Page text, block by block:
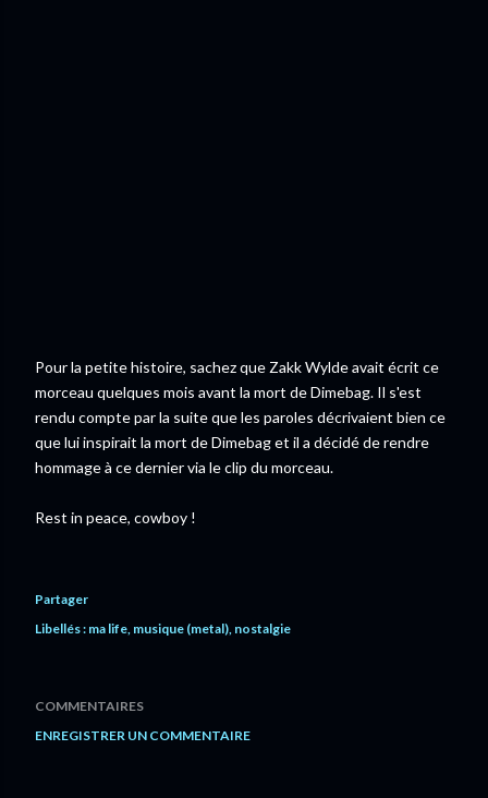
Pour la petite histoire, sachez que Zakk Wylde avait écrit ce
morceau quelques mois avant la mort de Dimebag. Il s'est
rendu compte par la suite que les paroles décrivaient bien ce
que lui inspirait la mort de Dimebag et il a décidé de rendre
hommage à ce dernier via le clip du morceau.
Rest in peace, cowboy !
Partager
Libellés : ma life musique (metal) nostalgie
COMMENTAIRES
ENREGISTRER UN COMMENTAIRE